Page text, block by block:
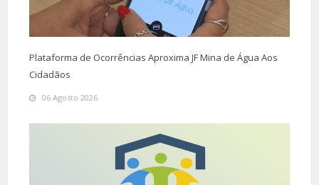
Plataforma de Ocorrências Aproxima JF Mina de Água Aos
Cidadãos
06 Agosto 2026